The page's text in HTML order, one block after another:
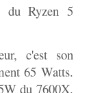
du Ryzen 5
c'est son
65 Watts.
du 7600X.